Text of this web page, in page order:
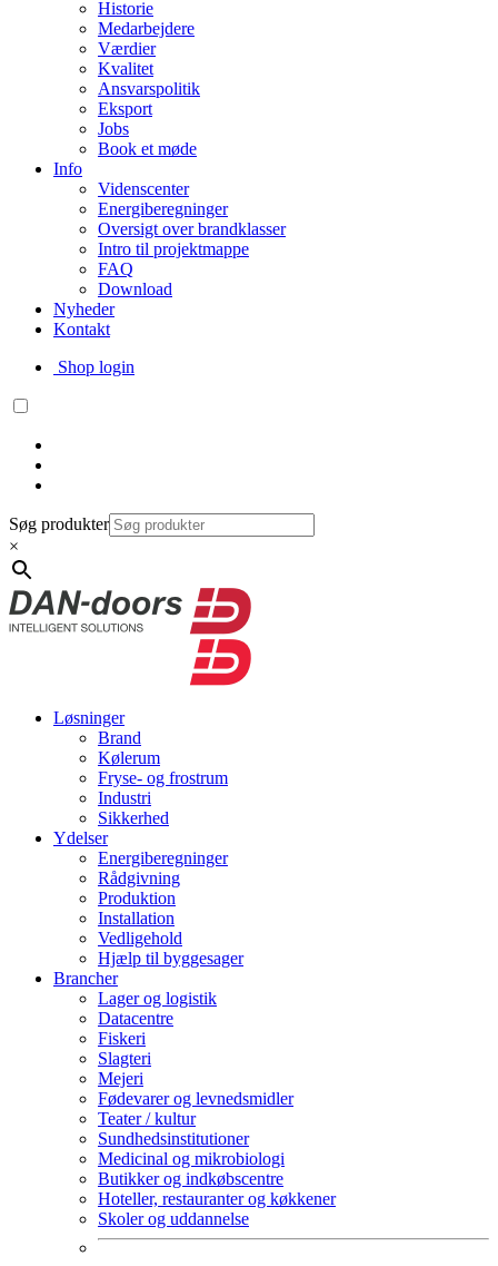
Historie
Medarbejdere
Værdier
Kvalitet
Ansvarspolitik
Eksport
Jobs
Book et møde
Info
Videnscenter
Energiberegninger
Oversigt over brandklasser
Intro til projektmappe
FAQ
Download
Nyheder
Kontakt
Shop login
Søg produkter
×
Løsninger
Brand
Kølerum
Fryse- og frostrum
Industri
Sikkerhed
Ydelser
Energiberegninger
Rådgivning
Produktion
Installation
Vedligehold
Hjælp til byggesager
Brancher
Lager og logistik
Datacentre
Fiskeri
Slagteri
Mejeri
Fødevarer og levnedsmidler
Teater / kultur
Sundhedsinstitutioner
Medicinal og mikrobiologi
Butikker og indkøbscentre
Hoteller, restauranter og køkkener
Skoler og uddannelse